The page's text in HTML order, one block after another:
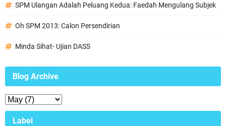
SPM Ulangan Adalah Peluang Kedua: Faedah Mengulang Subjek
Oh SPM 2013: Calon Persendirian
Minda Sihat- Ujian DASS
Blog Archive
Label